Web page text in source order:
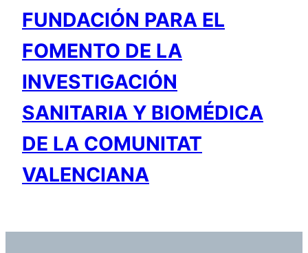
FUNDACIÓN PARA EL
FOMENTO DE LA
INVESTIGACIÓN
SANITARIA Y BIOMÉDICA
DE LA COMUNITAT
VALENCIANA